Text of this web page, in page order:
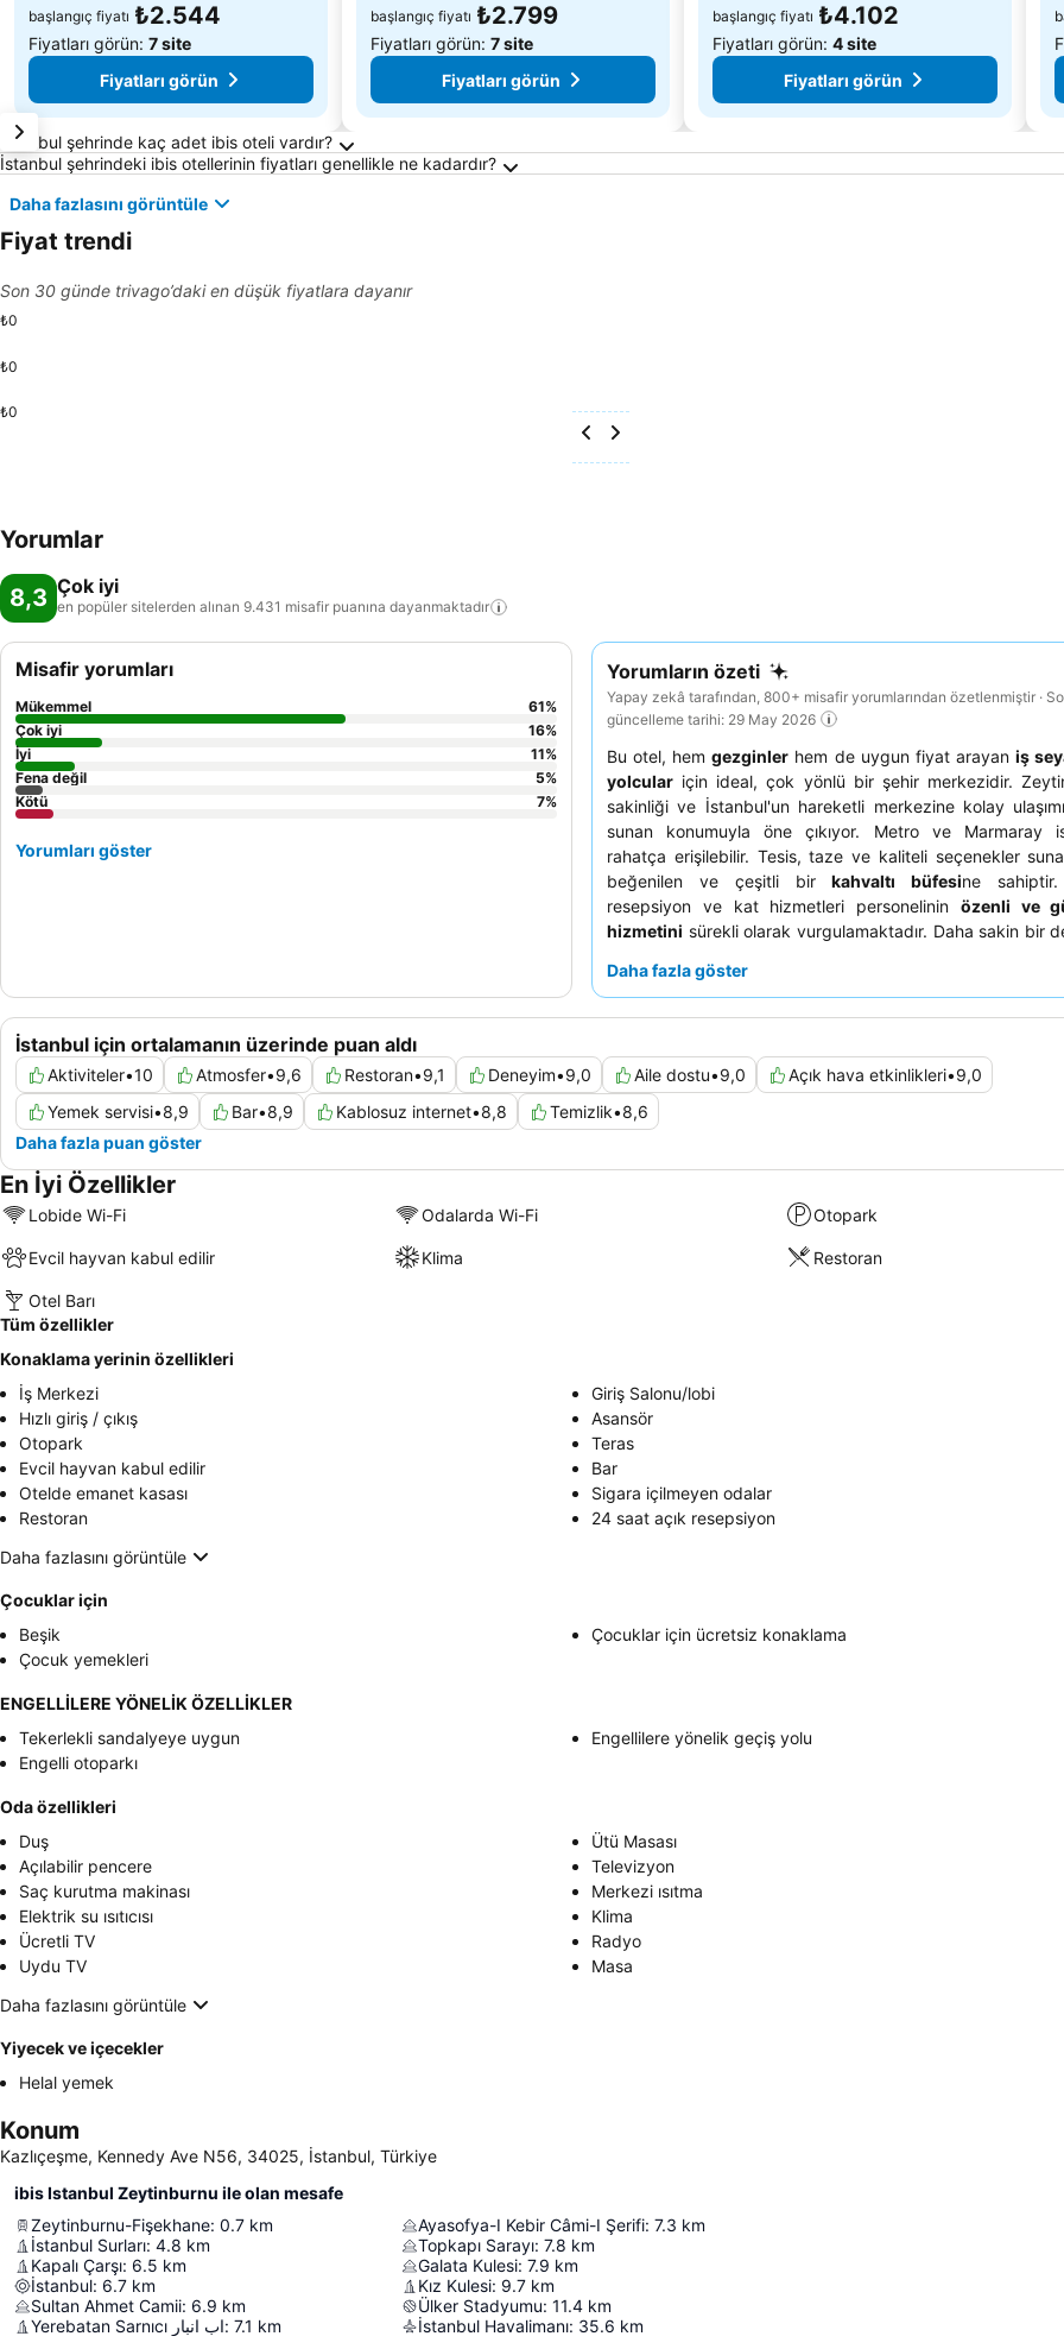
başlangıç fiyatı ₺2.544
Fiyatları görün: 7 site
Fiyatları görün
başlangıç fiyatı ₺2.799
Fiyatları görün: 7 site
Fiyatları görün
başlangıç fiyatı ₺4.102
Fiyatları görün: 4 site
Fiyatları görün
İstanbul Hakkında Sıkça Sorulan Sorular
İstanbul şehrinde kaç adet ibis oteli vardır?
İstanbul şehrindeki ibis otellerinin fiyatları genellikle ne kadardır?
Daha fazlasını görüntüle
Fiyat trendi
Son 30 günde trivago’daki en düşük fiyatlara dayanır
₺0
₺0
₺0
Yorumlar
8,3 Çok iyi
en popüler sitelerden alınan 9.431 misafir puanına dayanmaktadır
Yorumların özeti
Yapay zekâ tarafından, 800+ misafir yorumlarından özetlenmiştir ·
güncelleme tarihi: 29 May 2026
Bu otel, hemgezginler hem de uygun fiyat arayan iş
yolcular için ideal, çok yönlü bir şehir merkezidir.
sakinliği ve İstanbul'un hareketli merkezine kolay
sunan konumuyla öne çıkıyor. Metro ve Marmaray
rahatça erişilebilir. Tesis, taze ve kaliteli seçenekler
beğenilen ve çeşitli birkahvaltı büfesine sahiptir.
resepsiyon ve kat hizmetleri personelinin özenli ve
hizmetini sürekli olarak vurgulamaktadır. Daha sakin bir
Daha fazla göster
İstanbul için ortalamanın üzerinde puan aldı
Aktiviteler•10 Atmosfer•9,6 Restoran•9,1 Deneyim•9,0 Aile dostu•9,0 Açık hava etkinlikleri•9,0
Yemek servisi•8,9 Bar•8,9 Kablosuz internet•8,8 Temizlik•8,6
Daha fazla puan göster
Misafir yorumları
Mükemmel 61%
Çok iyi
16%
İyi
11%
Fena değil
5%
Kötü
7%
Yorumları göster
En İyi Özellikler
Lobide Wi-Fi Odalarda Wi-Fi Otopark
Evcil hayvan kabul edilir Klima Restoran
Otel Barı
Tüm özellikler
Konaklama yerinin özellikleri
İş Merkezi
Giriş Salonu/lobi
Hızlı giriş / çıkış
Asansör
Otopark
Teras
Evcil hayvan kabul edilir
Bar
Otelde emanet kasası
Sigara içilmeyen odalar
Restoran
24 saat açık resepsiyon
Daha fazlasını görüntüle
Çocuklar için
Beşik
Çocuklar için ücretsiz konaklama
Çocuk yemekleri
ENGELLİLERE YÖNELİK ÖZELLİKLER
Tekerlekli sandalyeye uygun
Engellilere yönelik geçiş yolu
Engelli otoparkı
Oda özellikleri
Duş
Ütü Masası
Açılabilir pencere
Televizyon
Saç kurutma makinası
Merkezi ısıtma
Elektrik su ısıtıcısı
Klima
Ücretli TV
Radyo
Uydu TV
Masa
Daha fazlasını görüntüle
Yiyecek ve içecekler
Helal yemek
Konum
Kazlıçeşme, Kennedy Ave N56, 34025, İstanbul, Türkiye
ibis Istanbul Zeytinburnu ile olan mesafe
Zeytinburnu-Fişekhane: 0.7 km
İstanbul Surları: 4.8 km
Kapalı Çarşı: 6.5 km
İstanbul: 6.7 km
Sultan Ahmet Camii: 6.9 km
Yerebatan Sarnıcı اب انبار: 7.1 km
Ayasofya-I Kebir Câmi-I Şerifi: 7.3 km
Topkapı Sarayı: 7.8 km
Galata Kulesi: 7.9 km
Kız Kulesi: 9.7 km
Ülker Stadyumu: 11.4 km
İstanbul Havalimanı: 35.6 km